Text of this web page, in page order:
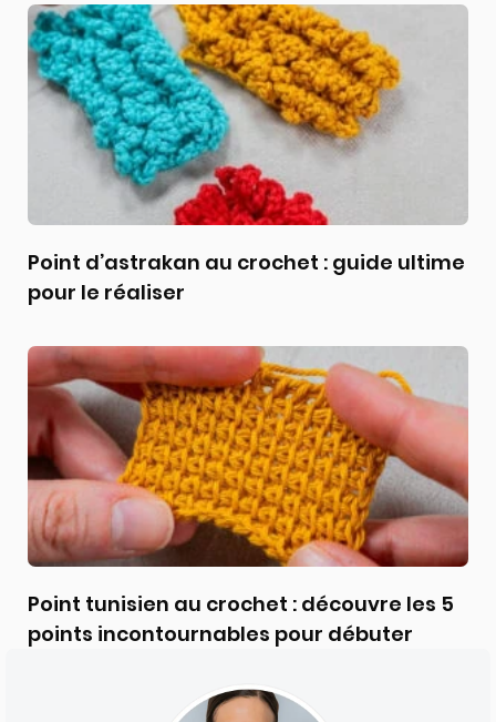
Point d’astrakan au crochet : guide ultime
pour le réaliser
Point tunisien au crochet : découvre les 5
points incontournables pour débuter